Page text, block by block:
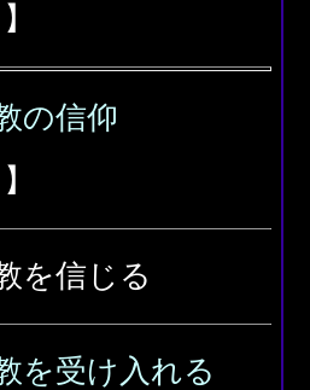
】
の信仰
】
を信じる
を受け入れる